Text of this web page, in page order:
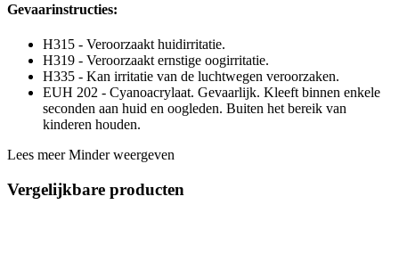
Gevaarinstructies:
H315 - Veroorzaakt huidirritatie.
H319 - Veroorzaakt ernstige oogirritatie.
H335 - Kan irritatie van de luchtwegen veroorzaken.
EUH 202 - Cyanoacrylaat. Gevaarlijk. Kleeft binnen enkele
seconden aan huid en oogleden. Buiten het bereik van
kinderen houden.
Lees meer Minder weergeven
Vergelijkbare producten